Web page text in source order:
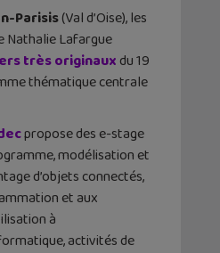
Parisis(Val d’Oise), les
Nathalie Lafargue
très originaux du 19
thématique centrale
propose des e-stage
modélisation et
d’objets connectés,
et aux
à
activités de